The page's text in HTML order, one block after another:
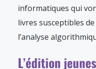
informatiques qui
livres susceptibles
l’analyse
L’édition